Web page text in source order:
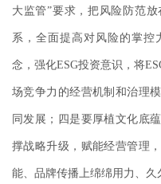
大监管”要求，把风险防范
系，全面提高对风险的掌控
念，强化ESG投资意识，将
场竞争力的经营机制和治理
同发展；四是要厚植文化底
撑战略升级，赋能经营管理
能、品牌传播上绵绵用力、久